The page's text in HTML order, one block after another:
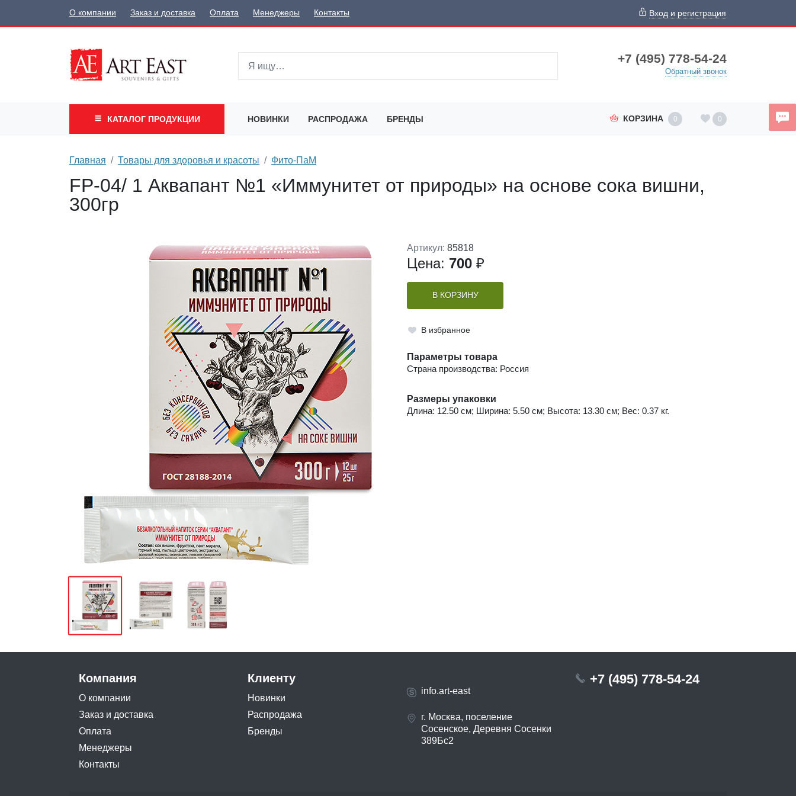
О компании Заказ и доставка Оплата Менеджеры Контакты Вход и регистрация
+7 (495) 778-54-24
Обратный звонок
КАТАЛОГ ПРОДУКЦИИ НОВИНКИ РАСПРОДАЖА БРЕНДЫ КОРЗИНА 0 0
Главная Товары для здоровья и красоты Фито-ПаМ
FP-04/ 1 Аквапант №1 «Иммунитет от природы» на основе сока вишни,
300гр
Артикул: 85818
Цена: 700 ₽
В КОРЗИНУ
В избранное
Параметры товара
Страна производства: Россия
Размеры упаковки
Длина: 12.50 см; Ширина: 5.50 см; Высота: 13.30 см; Вес: 0.37 кг.
Компания
О компании
Заказ и доставка
Оплата
Менеджеры
Контакты
Клиенту
Новинки
Распродажа
Бренды
info.art-east
г. Москва, поселение
Сосенское, Деревня Сосенки
389Бс2
+7 (495) 778-54-24